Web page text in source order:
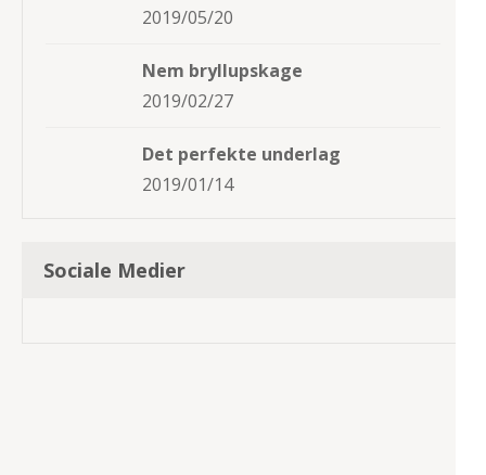
2019/05/20
Nem bryllupskage
2019/02/27
Det perfekte underlag
2019/01/14
Sociale Medier